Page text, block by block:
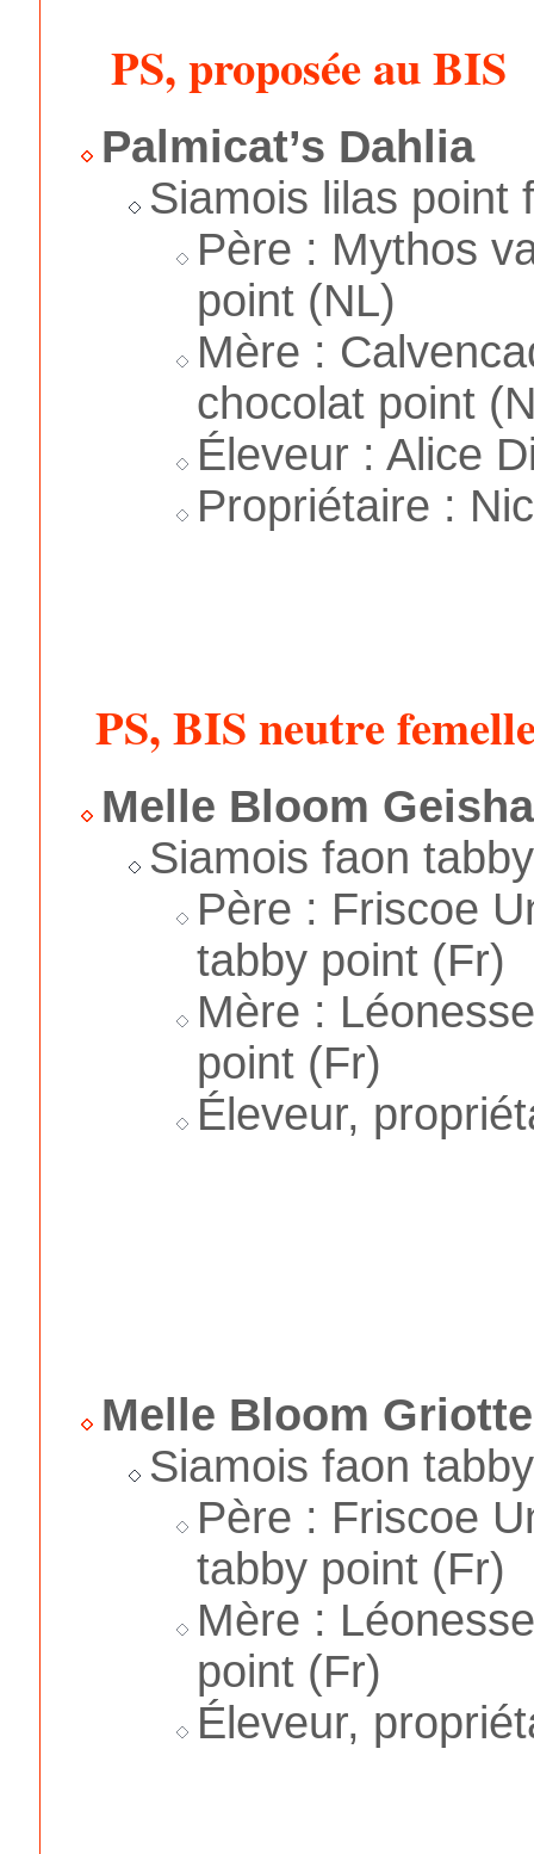
PS, proposée au BIS
Palmicat’s Dahlia
Siamois lilas point
Père : Mythos
point (NL)
Mère :
chocolat point
Éleveur : Alice
Propriétaire :
PS, BIS neutre
Melle Bloom Geisha
Siamois faon
Père : Friscoe
tabby point (Fr)
Mère :
point (Fr)
Éleveur,
Melle Bloom Griotte
Siamois faon
Père : Friscoe
tabby point (Fr)
Mère :
point (Fr)
Éleveur,